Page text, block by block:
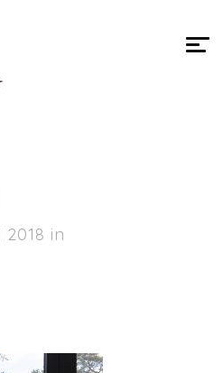
in